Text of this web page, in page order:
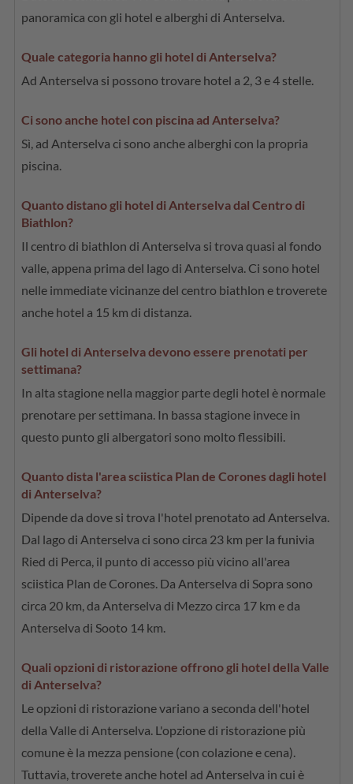
panoramica con gli hotel e alberghi di Anterselva.
Quale categoria hanno gli hotel di Anterselva?
Ad Anterselva si possono trovare hotel a 2, 3 e 4 stelle.
Ci sono anche hotel con piscina ad Anterselva?
Sì, ad Anterselva ci sono anche alberghi con la propria
piscina.
Quanto distano gli hotel di Anterselva dal Centro di
Biathlon?
Il centro di biathlon di Anterselva si trova quasi al fondo
valle, appena prima del lago di Anterselva. Ci sono hotel
nelle immediate vicinanze del centro biathlon e troverete
anche hotel a 15 km di distanza.
Gli hotel di Anterselva devono essere prenotati per
settimana?
In alta stagione nella maggior parte degli hotel è normale
prenotare per settimana. In bassa stagione invece in
questo punto gli albergatori sono molto flessibili.
Quanto dista l'area sciistica Plan de Corones dagli hotel
di Anterselva?
Dipende da dove si trova l'hotel prenotato ad Anterselva.
Dal lago di Anterselva ci sono circa 23 km per la funivia
Ried di Perca, il punto di accesso più vicino all'area
sciistica Plan de Corones. Da Anterselva di Sopra sono
circa 20 km, da Anterselva di Mezzo circa 17 km e da
Anterselva di Sooto 14 km.
Quali opzioni di ristorazione offrono gli hotel della Valle
di Anterselva?
Le opzioni di ristorazione variano a seconda dell'hotel
della Valle di Anterselva. L'opzione di ristorazione più
comune è la mezza pensione (con colazione e cena).
Tuttavia, troverete anche hotel ad Anterselva in cui è